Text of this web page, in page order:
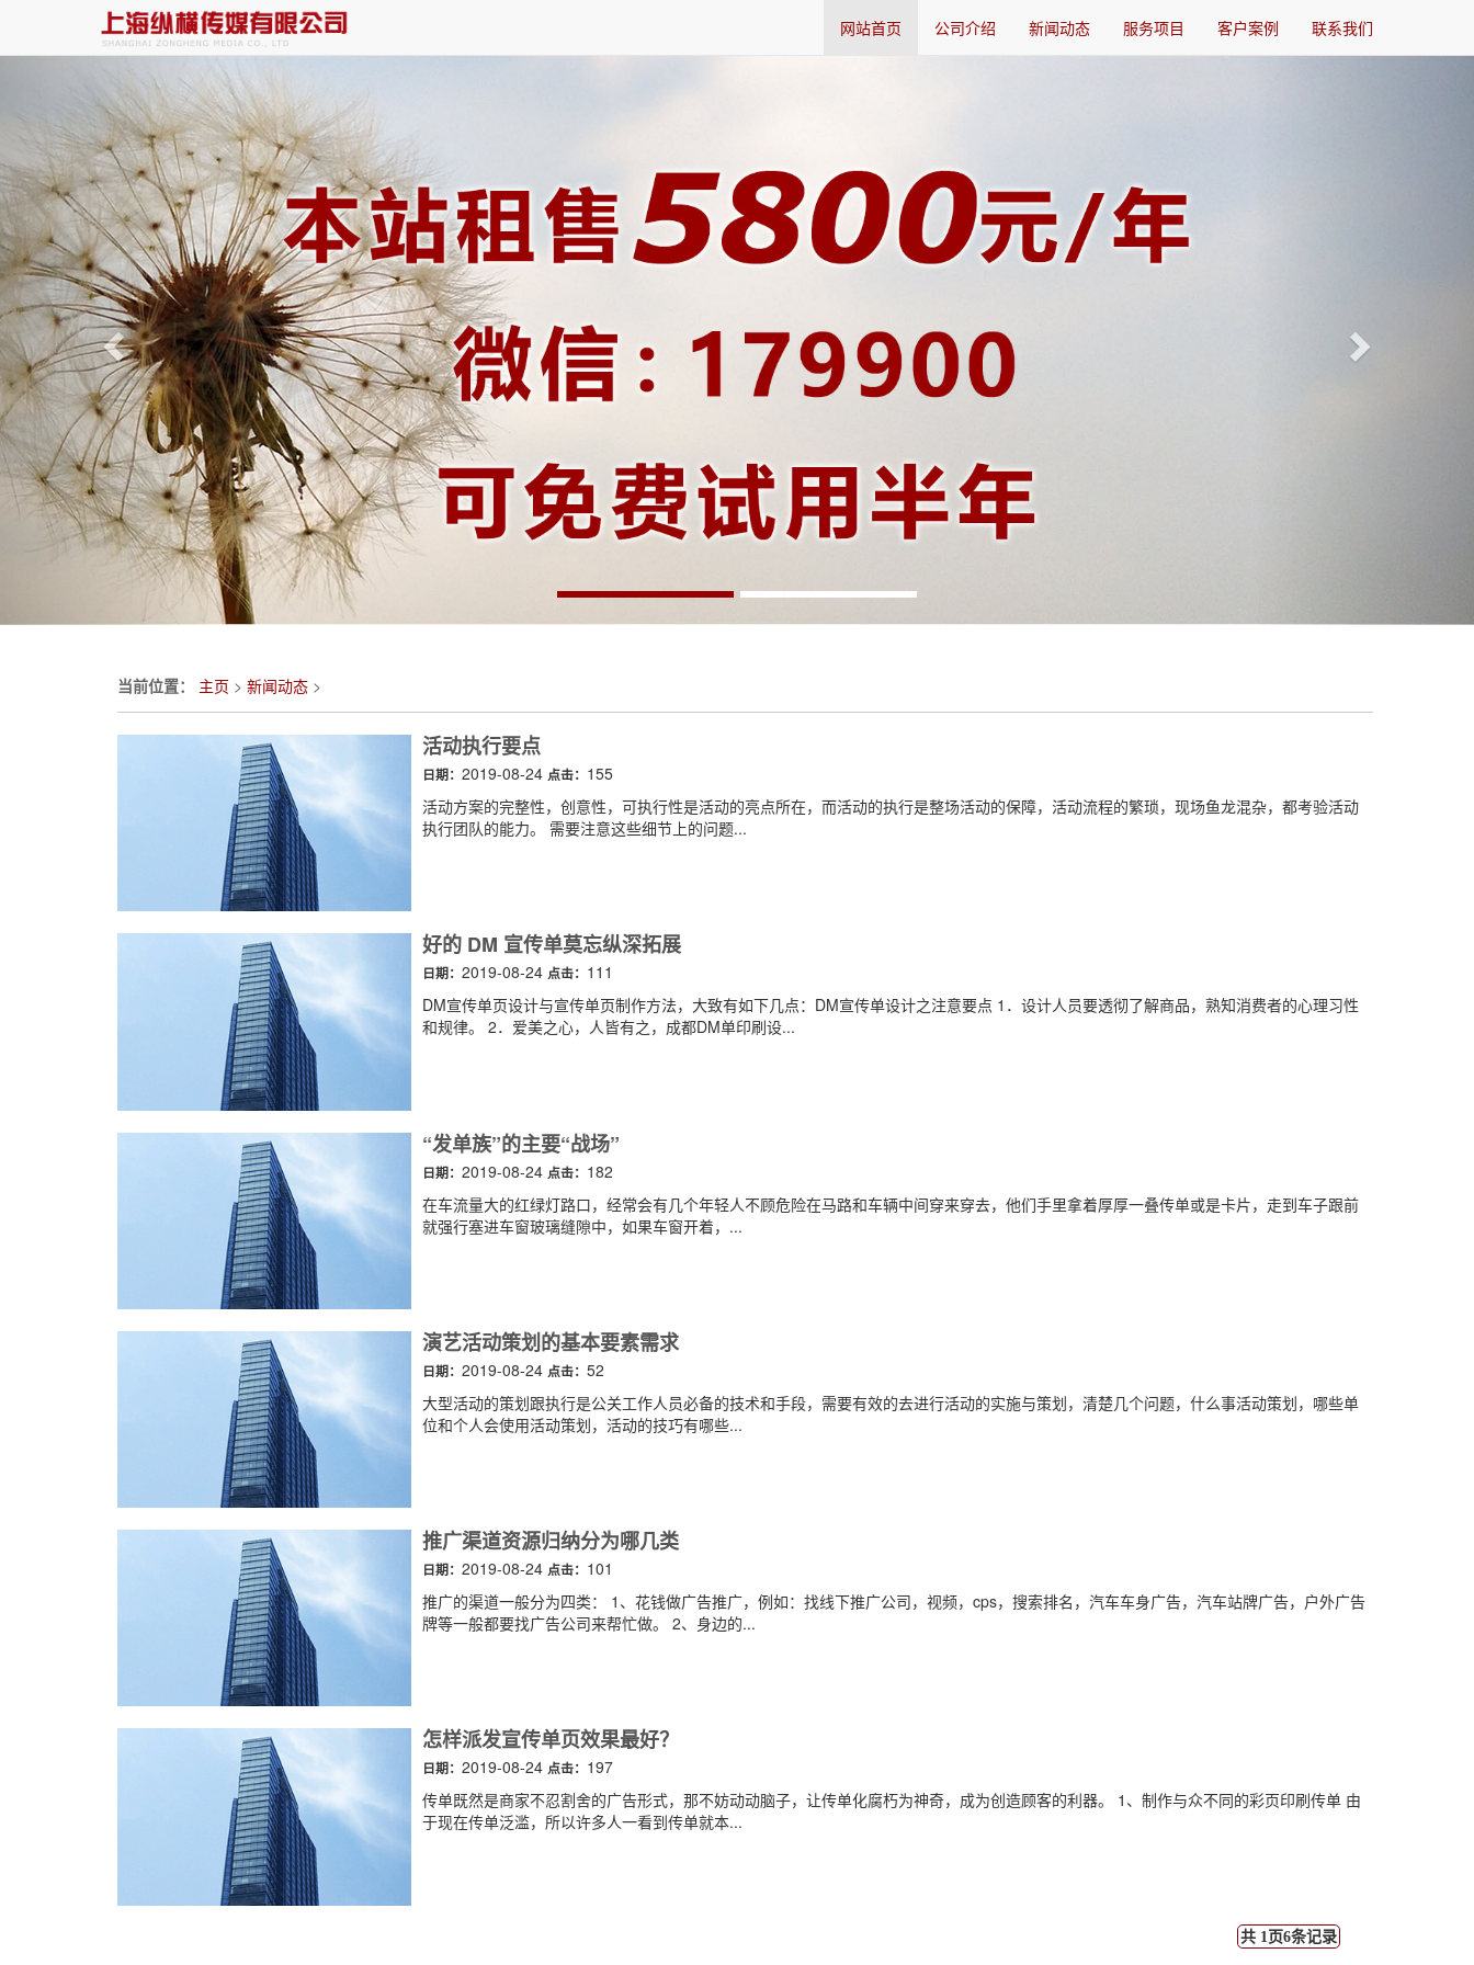
网站首页 公司介绍 新闻动态 服务项目 客户案例 联系我们
当前位置： 主页 > 新闻动态 >
活动执行要点
日期： 2019-08-24 点击： 155
活动方案的完整性，创意性，可执行性是活动的亮点所在，而活动的执行是整场活动的保障，活动流程的繁琐，现场鱼龙混杂，都考验活动
执行团队的能力。 需要注意这些细节上的问题...
好的 DM 宣传单莫忘纵深拓展
日期： 2019-08-24 点击： 111
DM宣传单页设计与宣传单页制作方法，大致有如下几点：DM宣传单设计之注意要点 1．设计人员要透彻了解商品，熟知消费者的心理习性
和规律。 2．爱美之心，人皆有之，成都DM单印刷设...
“发单族”的主要“战场”
日期： 2019-08-24 点击： 182
在车流量大的红绿灯路口，经常会有几个年轻人不顾危险在马路和车辆中间穿来穿去，他们手里拿着厚厚一叠传单或是卡片，走到车子跟前
就强行塞进车窗玻璃缝隙中，如果车窗开着，...
演艺活动策划的基本要素需求
日期： 2019-08-24 点击： 52
大型活动的策划跟执行是公关工作人员必备的技术和手段，需要有效的去进行活动的实施与策划，清楚几个问题，什么事活动策划，哪些单
位和个人会使用活动策划，活动的技巧有哪些...
推广渠道资源归纳分为哪几类
日期： 2019-08-24 点击： 101
推广的渠道一般分为四类： 1、花钱做广告推广，例如：找线下推广公司，视频，cps，搜索排名，汽车车身广告，汽车站牌广告，户外广告
牌等一般都要找广告公司来帮忙做。 2、身边的...
怎样派发宣传单页效果最好？
日期： 2019-08-24 点击： 197
传单既然是商家不忍割舍的广告形式，那不妨动动脑子，让传单化腐朽为神奇，成为创造顾客的利器。 1、制作与众不同的彩页印刷传单 由
于现在传单泛滥，所以许多人一看到传单就本...
共 1页6条记录